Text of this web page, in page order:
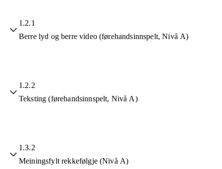
1.2.1
Berre lyd og berre video (førehandsinnspelt, Nivå A)
1.2.2
Teksting (førehandsinnspelt, Nivå A)
1.3.2
Meiningsfylt rekkefølgje (Nivå A)